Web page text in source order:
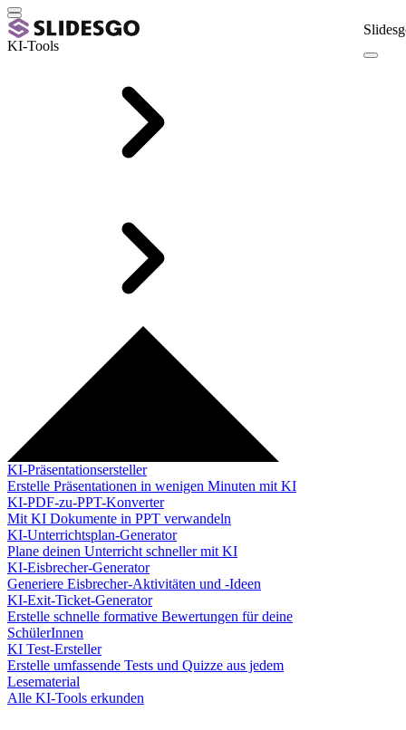
KI-Tools
KI-Präsentationsersteller
Erstelle Präsentationen in wenigen Minuten mit KI
KI-PDF-zu-PPT-Konverter
Mit KI Dokumente in PPT verwandeln
KI-Unterrichtsplan-Generator
Plane deinen Unterricht schneller mit KI
KI-Eisbrecher-Generator
Generiere Eisbrecher-Aktivitäten und -Ideen
KI-Exit-Ticket-Generator
Erstelle schnelle formative Bewertungen für deine
SchülerInnen
KI Test-Ersteller
Erstelle umfassende Tests und Quizze aus jedem
Lesematerial
Alle KI-Tools erkunden